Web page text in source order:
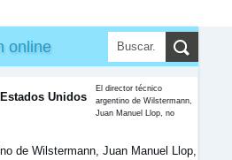
online
Unidos
El director técnico
argentino de Wilstermann,
Juan Manuel Llop, no
de Wilstermann, Juan Manuel Llop,
▼